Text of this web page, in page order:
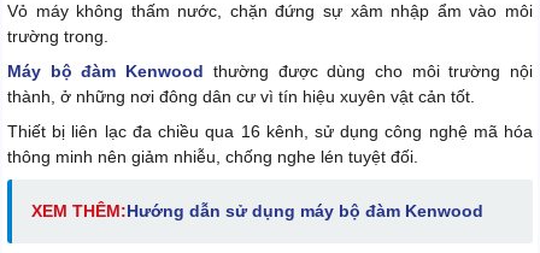
Vỏ máy không thấm nước, chặn đứng sự xâm nhập ẩm vào môi
trường trong.
Máy bộ đàm Kenwood thường được dùng cho môi trường nội
thành, ở những nơi đông dân cư vì tín hiệu xuyên vật cản tốt.
Thiết bị liên lạc đa chiều qua 16 kênh, sử dụng công nghệ mã hóa
thông minh nên giảm nhiễu, chống nghe lén tuyệt đối.
XEM THÊM:Hướng dẫn sử dụng máy bộ đàm Kenwood